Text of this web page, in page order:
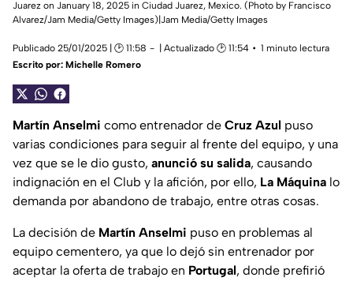
Juarez on January 18, 2025 in Ciudad Juarez, Mexico. (Photo by Francisco
Alvarez/Jam Media/Getty Images)|Jam Media/Getty Images
Publicado 25/01/2025 | 🕑 11:58 | Actualizado 🕑 11:54
1 minuto lectura
Escrito por: Michelle Romero
Martín Anselmi como entrenador de Cruz Azul puso
varias condiciones para seguir al frente del equipo, y una
vez que se le dio gusto, anunció su salida, causando
indignación en el Club y la afición, por ello, La Máquina lo
demanda por abandono de trabajo, entre otras cosas.
La decisión de Martín Anselmi puso en problemas al
equipo cementero, ya que lo dejó sin entrenador por
aceptar la oferta de trabajo en Portugal, donde prefirió